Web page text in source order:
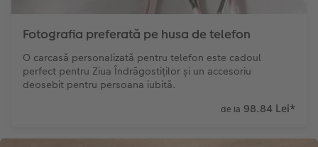
Fotografia preferată pe husa de telefon
O carcasă personalizată pentru telefon este cadoul
perfect pentru Ziua Îndrăgostiților și un accesoriu
deosebit pentru persoana iubită.
de la 98.84 Lei*